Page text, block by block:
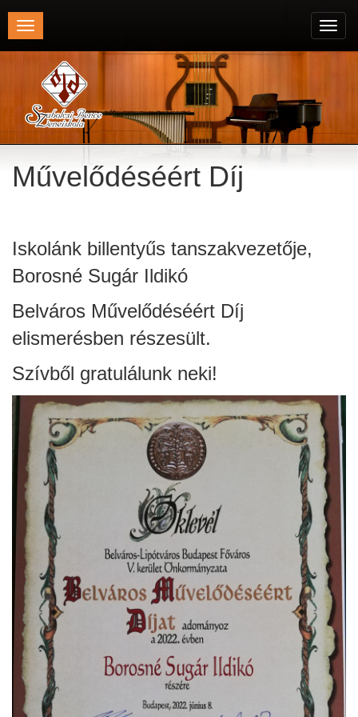
Toggle
navigation
Területi Válogatója
Művelődéséért Díj
Iskolánk billentyűs tanszakvezetője,
Borosné Sugár Ildikó
Belváros Művelődéséért Díj
elismerésben részesült.
Szívből gratulálunk neki!